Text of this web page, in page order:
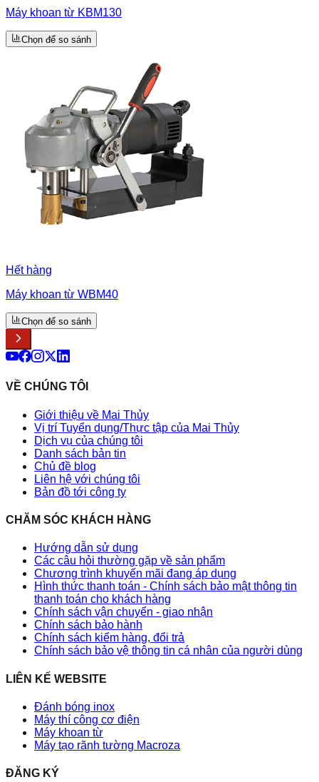
Máy khoan từ KBM130
Chọn để so sánh
Hết hàng
Máy khoan từ WBM40
Chọn để so sánh
VỀ CHÚNG TÔI
Giới thiệu về Mai Thủy
Vị trí Tuyển dụng/Thực tập của Mai Thủy
Dịch vụ của chúng tôi
Danh sách bản tin
Chủ đề blog
Liên hệ với chúng tôi
Bản đồ tới công ty
CHĂM SÓC KHÁCH HÀNG
Hướng dẫn sử dụng
Các câu hỏi thường gặp về sản phẩm
Chương trình khuyến mãi đang áp dụng
Hình thức thanh toán - Chính sách bảo mật thông tin
thanh toán cho khách hàng
Chính sách vận chuyển - giao nhận
Chính sách bảo hành
Chính sách kiểm hàng, đổi trả
Chính sách bảo vệ thông tin cá nhân của người dùng
LIÊN KẾ WEBSITE
Đánh bóng inox
Máy thí công cơ điện
Máy khoan từ
Máy tạo rãnh tường Macroza
ĐĂNG KÝ